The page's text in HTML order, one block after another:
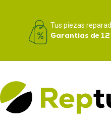
Tus piezas
Garantías de 12